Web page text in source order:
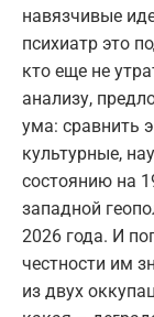
навязчивые
психиатр это
кто еще не
анализу,
ума: сравнить
культурные,
состоянию на
западной
2026 года. И
честности им
из двух